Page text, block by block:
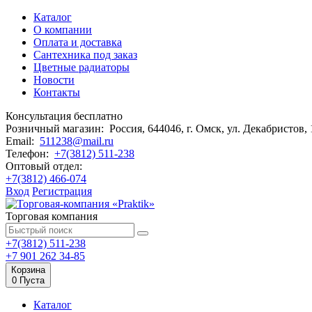
Каталог
О компании
Оплата и доставка
Сантехника под заказ
Цветные радиаторы
Новости
Контакты
Консультация бесплатно
Розничный магазин: Россия, 644046, г. Омск, ул. Декабристов,
Email: 511238@mail.ru
Телефон: +7(3812) 511-238
Оптовый отдел:
+7(3812) 466-074
Вход Регистрация
Торговая компания
+7(3812) 511-238
+7 901 262 34-85
Корзина
0 Пуста
Каталог